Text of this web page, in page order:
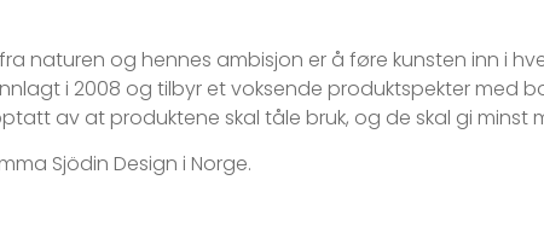
naturen og hennes ambisjon er å føre kunsten inn i
i 2008 og tilbyr et voksende produktspekter med
av at produktene skal tåle bruk, og de skal gi minst
Sjödin Design i Norge.